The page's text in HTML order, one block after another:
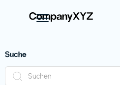
Suche